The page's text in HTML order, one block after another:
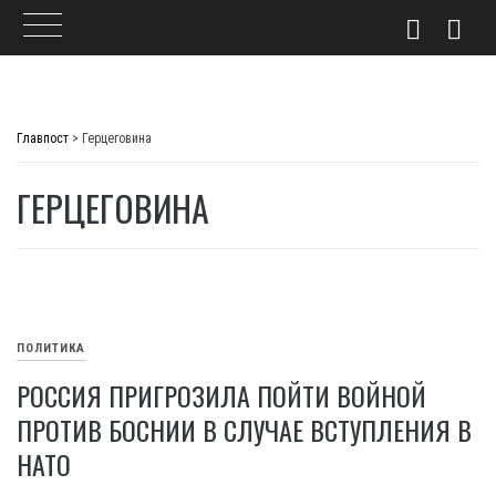
Главпост > Герцеговина
ГЕРЦЕГОВИНА
ПОЛИТИКА
РОССИЯ ПРИГРОЗИЛА ПОЙТИ ВОЙНОЙ
ПРОТИВ БОСНИИ В СЛУЧАЕ ВСТУПЛЕНИЯ В
НАТО